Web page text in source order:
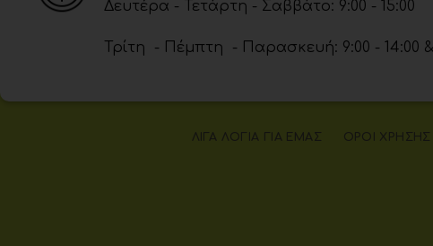
Δευτέρα - Τετάρτη - Σαββάτο: 9:00 - 15:00
Τρίτη - Πέμπτη - Παρασκευή: 9:00 - 14:00 &
ΛΊΓΑ ΛΌΓΙΑ ΓΙΑ ΕΜΆΣ ΌΡΟΙ ΧΡΉΣΗΣ